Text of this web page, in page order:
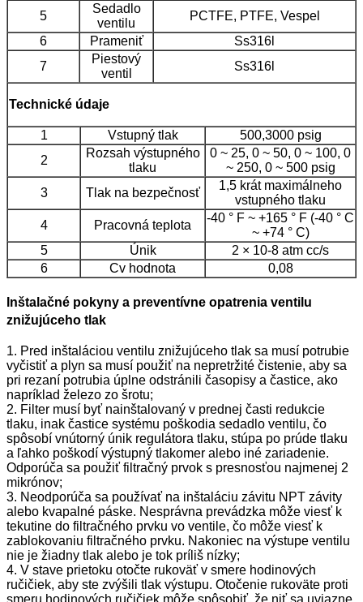
5
Sedadlo
ventilu
PCTFE, PTFE, Vespel
6
Prameniť
Ss316l
7
Piestový
ventil
Ss316l
Technické údaje
1 Vstupný tlak
500,3000 psig
2
Rozsah výstupného
tlaku
0 ~ 25, 0 ~ 50, 0 ~ 100, 0
~ 250, 0 ~ 500 psig
3
Tlak na bezpečnosť
1,5 krát maximálneho
vstupného tlaku
4
Pracovná teplota
-40 ° F ~ +165 ° F (-40 ° C
~ +74 ° C)
5
Únik
2 × 10-8 atm cc/s
6
Cv hodnota 0,08
Inštalačné pokyny a preventívne opatrenia ventilu
znižujúceho tlak
1. Pred inštaláciou ventilu znižujúceho tlak sa musí potrubie
vyčistiť a plyn sa musí použiť na nepretržité čistenie, aby sa
pri rezaní potrubia úplne odstránili časopisy a častice, ako
napríklad železo zo šrotu;
2. Filter musí byť nainštalovaný v prednej časti redukcie
tlaku, inak častice systému poškodia sedadlo ventilu, čo
spôsobí vnútorný únik regulátora tlaku, stúpa po prúde tlaku
a ľahko poškodí výstupný tlakomer alebo iné zariadenie.
Odporúča sa použiť filtračný prvok s presnosťou najmenej 2
mikrónov;
3. Neodporúča sa používať na inštaláciu závitu NPT závity
alebo kvapalné páske. Nesprávna prevádzka môže viesť k
tekutine do filtračného prvku vo ventile, čo môže viesť k
zablokovaniu filtračného prvku. Nakoniec na výstupe ventilu
nie je žiadny tlak alebo je tok príliš nízky;
4. V stave prietoku otočte rukoväť v smere hodinových
ručičiek, aby ste zvýšili tlak výstupu. Otočenie rukoväte proti
smeru hodinových ručičiek môže spôsobiť, že niť sa uviazne,